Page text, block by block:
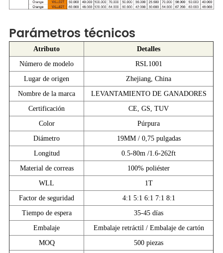
Parámetros técnicos
Atributo
Detalles
Número de modelo
RSL1001
Lugar de origen
Zhejiang, China
Nombre de la marca
LEVANTAMIENTO DE GANADORES
Certificación
CE, GS, TUV
Color
Púrpura
Diámetro
19MM / 0,75 pulgadas
Longitud
0.5-80m /1.6-262ft
Material de correas
100% poliéster
WLL
1T
Factor de seguridad
4:1 5:1 6:1 7:1 8:1
Tiempo de espera
35-45 días
Embalaje
Embalaje retráctil / Embalaje de cartón
MOQ
500 piezas